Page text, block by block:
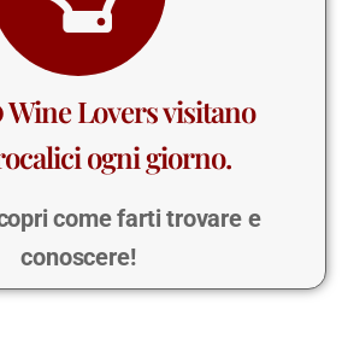
Wine Lovers visitano
ogni giorno.
come farti trovare e
conoscere!